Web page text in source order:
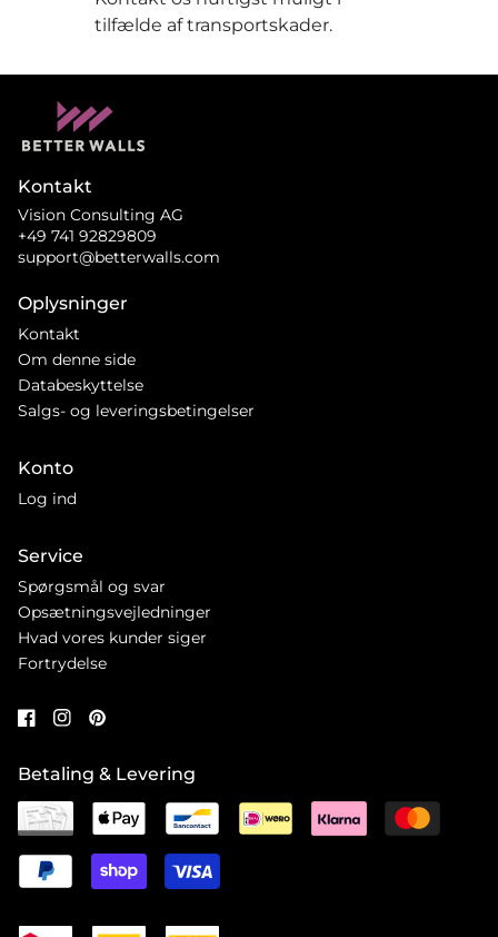
tilfælde af transportskader.
Kontakt
Vision Consulting AG
+49 741 92829809
support@betterwalls.com
Oplysninger
Kontakt
Om denne side
Databeskyttelse
Salgs- og leveringsbetingelser
Konto
Log ind
Service
Spørgsmål og svar
Opsætningsvejledninger
Hvad vores kunder siger
Fortrydelse
Betaling & Levering